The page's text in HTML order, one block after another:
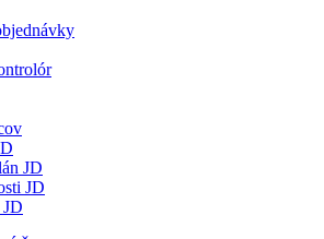
JD
JD
JD